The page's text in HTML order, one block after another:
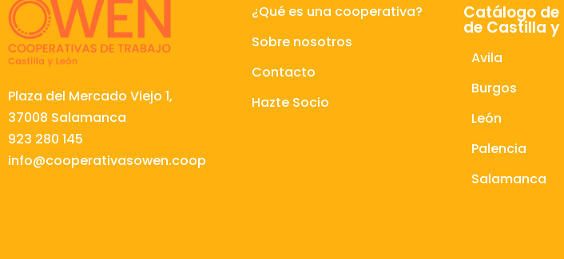
Plaza del Mercado Viejo 1,
37008 Salamanca
923 280 145
info@cooperativasowen.coop
¿Qué es una cooperativa?
Sobre nosotros
Contacto
Hazte Socio
Catálogo
de Castilla y
Avila
Burgos
León
Palencia
Salamanca